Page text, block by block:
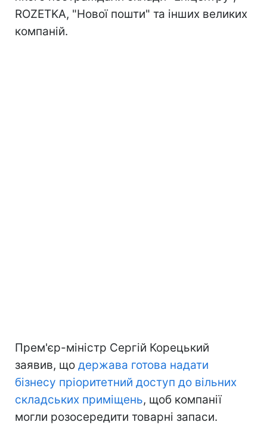
ROZETKA, "Нової пошти" та інших великих
компаній.
Прем'єр-міністр Сергій Корецький
заявив, що держава готова надати
бізнесу пріоритетний доступ до вільних
складських приміщень, щоб компанії
могли розосередити товарні запаси.